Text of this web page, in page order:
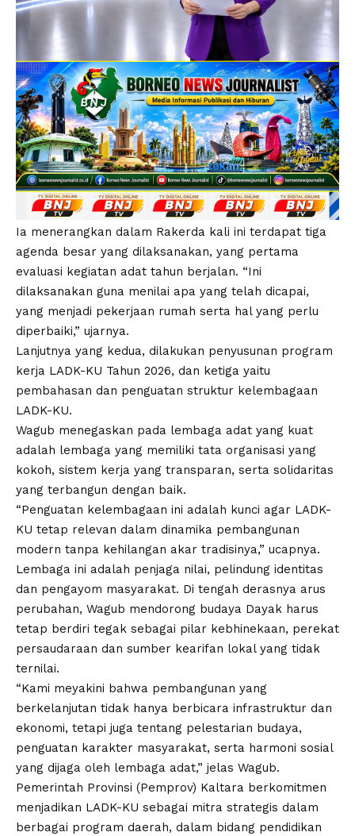
Ia menerangkan dalam Rakerda kali ini terdapat tiga
agenda besar yang dilaksanakan, yang pertama
evaluasi kegiatan adat tahun berjalan. “Ini
dilaksanakan guna menilai apa yang telah dicapai,
yang menjadi pekerjaan rumah serta hal yang perlu
diperbaiki,” ujarnya.
Lanjutnya yang kedua, dilakukan penyusunan program
kerja LADK-KU Tahun 2026, dan ketiga yaitu
pembahasan dan penguatan struktur kelembagaan
LADK-KU.
Wagub menegaskan pada lembaga adat yang kuat
adalah lembaga yang memiliki tata organisasi yang
kokoh, sistem kerja yang transparan, serta solidaritas
yang terbangun dengan baik.
“Penguatan kelembagaan ini adalah kunci agar LADK-
KU tetap relevan dalam dinamika pembangunan
modern tanpa kehilangan akar tradisinya,” ucapnya.
Lembaga ini adalah penjaga nilai, pelindung identitas
dan pengayom masyarakat. Di tengah derasnya arus
perubahan, Wagub mendorong budaya Dayak harus
tetap berdiri tegak sebagai pilar kebhinekaan, perekat
persaudaraan dan sumber kearifan lokal yang tidak
ternilai.
“Kami meyakini bahwa pembangunan yang
berkelanjutan tidak hanya berbicara infrastruktur dan
ekonomi, tetapi juga tentang pelestarian budaya,
penguatan karakter masyarakat, serta harmoni sosial
yang dijaga oleh lembaga adat,” jelas Wagub.
Pemerintah Provinsi (Pemprov) Kaltara berkomitmen
menjadikan LADK-KU sebagai mitra strategis dalam
berbagai program daerah, dalam bidang pendidikan